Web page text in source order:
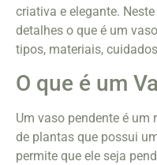
criativa e elegante.
detalhes o que é um
tipos, materiais,
O que é um
Um vaso pendente é
de plantas que possui
permite que ele seja